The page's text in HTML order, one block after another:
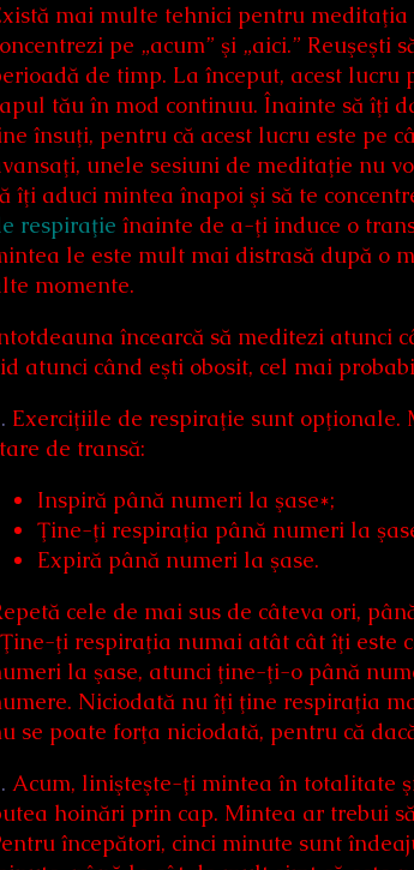
mai multe tehnici pentru
pe „acum” şi „aici.”
de timp. La început, acest
tău în mod continuu. Înainte să îţi
însuţi, pentru că acest lucru este pe
unele sesiuni de meditaţie nu
îţi aduci mintea înapoi şi să te
respiraţie înainte de a-ţi induce o
le este mult mai distrasă după o
momente.
încearcă să meditezi atunci
atunci când eşti obosit, cel mai
Exerciţiile de respiraţie sunt opţionale.
de transă:
Inspiră până numeri la şase*;
Ţine-ţi respiraţia până numeri la
Expiră până numeri la şase.
cele de mai sus de câteva ori,
ţi respiraţia numai atât cât îţi este
la şase, atunci ţine-ţi-o până
Niciodată nu îţi ţine respiraţia
se poate forţa niciodată, pentru că
Acum, linişteşte-ţi mintea în totalitate
hoinări prin cap. Mintea ar trebui
începători, cinci minute sunt